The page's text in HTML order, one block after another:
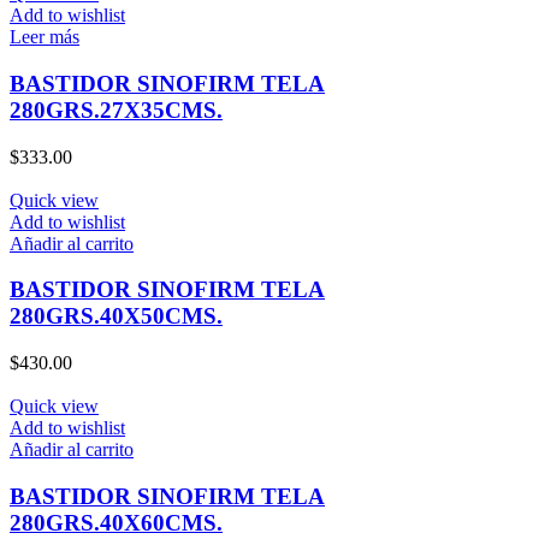
Add to wishlist
Leer más
BASTIDOR SINOFIRM TELA
280GRS.27X35CMS.
$333.00
Quick view
Add to wishlist
Añadir al carrito
BASTIDOR SINOFIRM TELA
280GRS.40X50CMS.
$430.00
Quick view
Add to wishlist
Añadir al carrito
BASTIDOR SINOFIRM TELA
280GRS.40X60CMS.